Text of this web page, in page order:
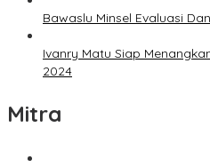
Bawaslu Minsel Evaluasi
Ivanry Matu Siap
2024
Mitra